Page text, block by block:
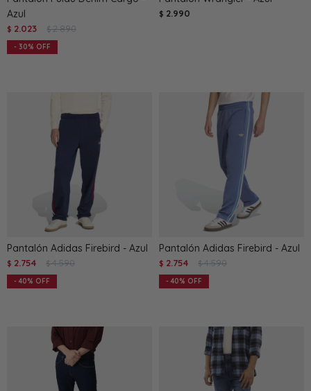
Azul
$ 2.023 $ 2.890
30
$ 2.990
Pantalón Adidas Firebird - Azul
$ 2.754 $ 4.590
40
Pantalón Adidas Firebird - Azul
$ 2.754 $ 4.590
40